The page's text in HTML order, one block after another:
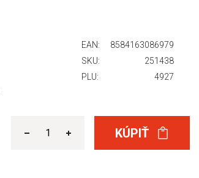
EAN:
8584163086979
SKU:
251438
PLU:
4927
KÚPIŤ